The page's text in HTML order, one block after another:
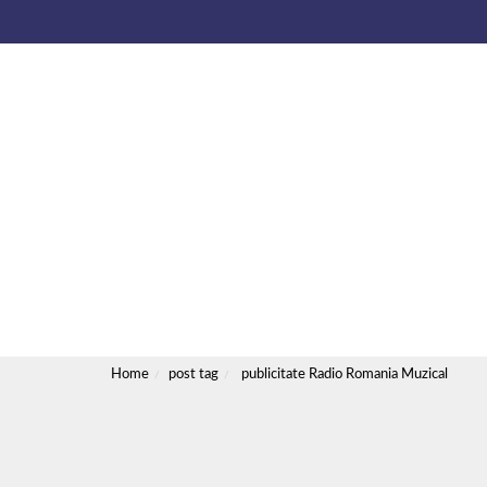
Home post tag publicitate Radio Romania Muzical